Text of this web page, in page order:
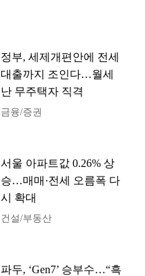
정부, 세제개편안에 전세
대출까지 조인다…월세
난 무주택자 직격
금융/증권
서울 아파트값 0.26% 상
승…매매·전세 오름폭 다
시 확대
건설/부동산
파두, ‘Gen7’ 승부수…“흑